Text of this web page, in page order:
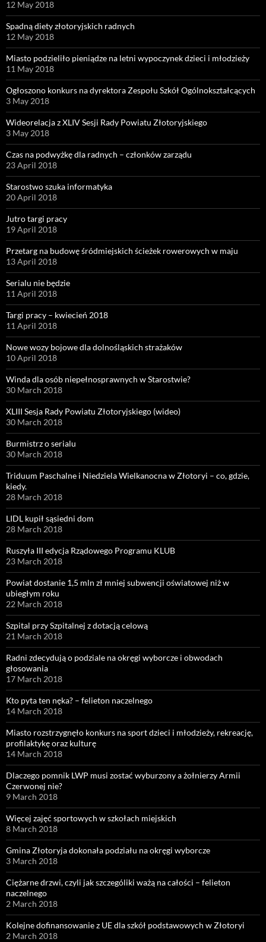
12 May 2018
Spadną diety złotoryjskich radnych
12 May 2018
Miasto podzieliło pieniądze na letni wypoczynek dzieci i młodzieży
11 May 2018
Ogłoszono konkurs na dyrektora Zespołu Szkół Ogólnokształcących
3 May 2018
Wideorelacja z XLIV Sesji Rady Powiatu Złotoryjskiego
3 May 2018
Czas na podwyżkę dla radnych – członków zarządu
23 April 2018
Starostwo szuka informatyka
20 April 2018
Jutro targi pracy
19 April 2018
Przetarg na budowę śródmiejskich ścieżek rowerowych w maju
13 April 2018
Serialu nie będzie
11 April 2018
Targi pracy – kwiecień 2018
11 April 2018
Nowe wozy bojowe dla dolnośląskich strażaków
10 April 2018
Winda dla osób niepełnosprawnych w Starostwie?
30 March 2018
XLIII Sesja Rady Powiatu Złotoryjskiego (wideo)
30 March 2018
Burmistrz o serialu
30 March 2018
Triduum Paschalne i Niedziela Wielkanocna w Złotoryi – co, gdzie,
kiedy.
28 March 2018
LIDL kupił sąsiedni dom
28 March 2018
Ruszyła III edycja Rządowego Programu KLUB
23 March 2018
Powiat dostanie 1,5 mln zł mniej subwencji oświatowej niż w
ubiegłym roku
22 March 2018
Szpital przy Szpitalnej z dotacją celową
21 March 2018
Radni zdecydują o podziale na okręgi wyborcze i obwodach
głosowania
17 March 2018
Kto pyta ten nęka? – felieton naczelnego
14 March 2018
Miasto rozstrzygnęło konkurs na sport dzieci i młodzieży, rekreację,
profilaktykę oraz kulturę
14 March 2018
Dlaczego pomnik LWP musi zostać wyburzony a żołnierzy Armii
Czerwonej nie?
9 March 2018
Więcej zajęć sportowych w szkołach miejskich
8 March 2018
Gmina Złotoryja dokonała podziału na okręgi wyborcze
3 March 2018
Ciężarne drzwi, czyli jak szczególiki ważą na całości – felieton
naczelnego
2 March 2018
Kolejne dofinansowanie z UE dla szkół podstawowych w Złotoryi
2 March 2018